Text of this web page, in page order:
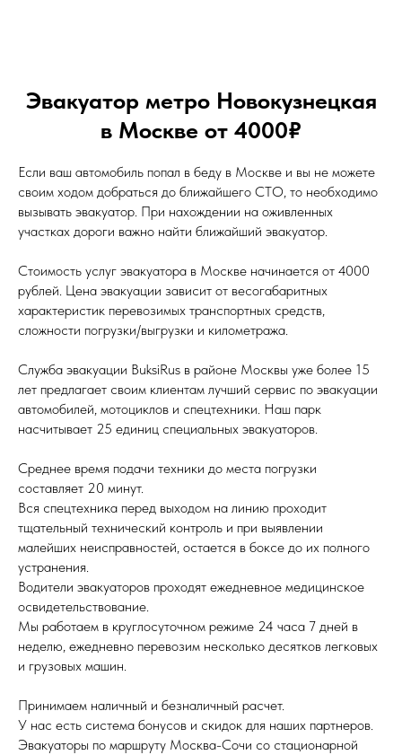
Эвакуатор метро Новокузнецкая
в Москве от 4000₽
Если ваш автомобиль попал в беду в Москве и вы не можете
своим ходом добраться до ближайшего СТО, то необходимо
вызывать эвакуатор. При нахождении на оживленных
участках дороги важно найти ближайший эвакуатор.
Стоимость услуг эвакуатора в Москве начинается от 4000
рублей. Цена эвакуации зависит от весогабаритных
характеристик перевозимых транспортных средств,
сложности погрузки/выгрузки и километража.
Служба эвакуации BuksiRus в районе Москвы уже более 15
лет предлагает своим клиентам лучший сервис по эвакуации
автомобилей, мотоциклов и спецтехники. Наш парк
насчитывает 25 единиц специальных эвакуаторов.
Среднее время подачи техники до места погрузки
составляет 20 минут.
Вся спецтехника перед выходом на линию проходит
тщательный технический контроль и при выявлении
малейших неисправностей, остается в боксе до их полного
устранения.
Водители эвакуаторов проходят ежедневное медицинское
освидетельствование.
Мы работаем в круглосуточном режиме 24 часа 7 дней в
неделю, ежедневно перевозим несколько десятков легковых
и грузовых машин.
Принимаем наличный и безналичный расчет.
У нас есть система бонусов и скидок для наших партнеров.
Эвакуаторы по маршруту Москва-Сочи со стационарной